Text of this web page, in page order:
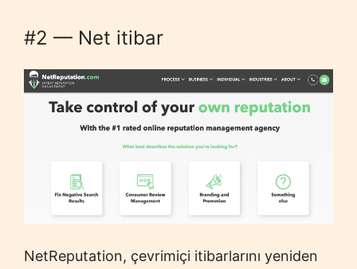
#2 — Net itibar
NetReputation, çevrimiçi itibarlarını yeniden